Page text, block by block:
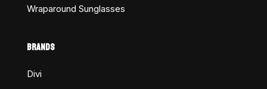
Wraparound Sunglasses
BRANDS
Divi